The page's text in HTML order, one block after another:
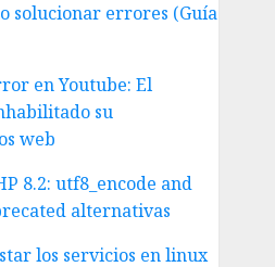
solucionar errores (Guía
en Youtube: El
su
web
8.2: utf8_encode and
alternativas
los servicios en linux